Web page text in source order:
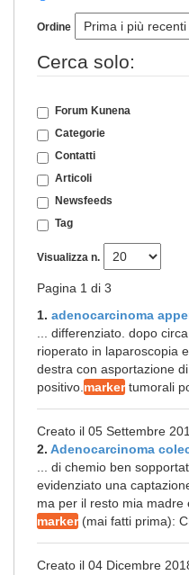
Ordine
Cerca solo:
Forum Kunena
Categorie
Contatti
Articoli
Newsfeeds
Tag
Visualizza n.
Pagina 1 di 3
1. adenocarcinoma
... differenziato. dopo
rioperato in laparoscopia
destra con asportazione
positivo. marker tumorali
Creato il 05 Settembre
2. Adenocarcinoma
... di chemio ben
evidenziato una
ma per il resto mia madre
marker (mai fatti prima):
Creato il 04 Dicembre